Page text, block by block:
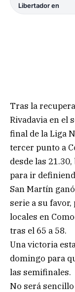
Libertador en
Tras la
Rivadavia en el
final de la Liga
tercer punto a
desde las
para ir
San Martín
serie a su
locales en
tras el 65 a 58.
Una victoria
domingo para
las semifinales.
No será